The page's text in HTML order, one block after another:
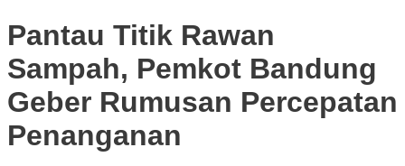
Pantau Titik Rawan
Sampah, Pemkot Bandung
Geber Rumusan Percepatan
Penanganan